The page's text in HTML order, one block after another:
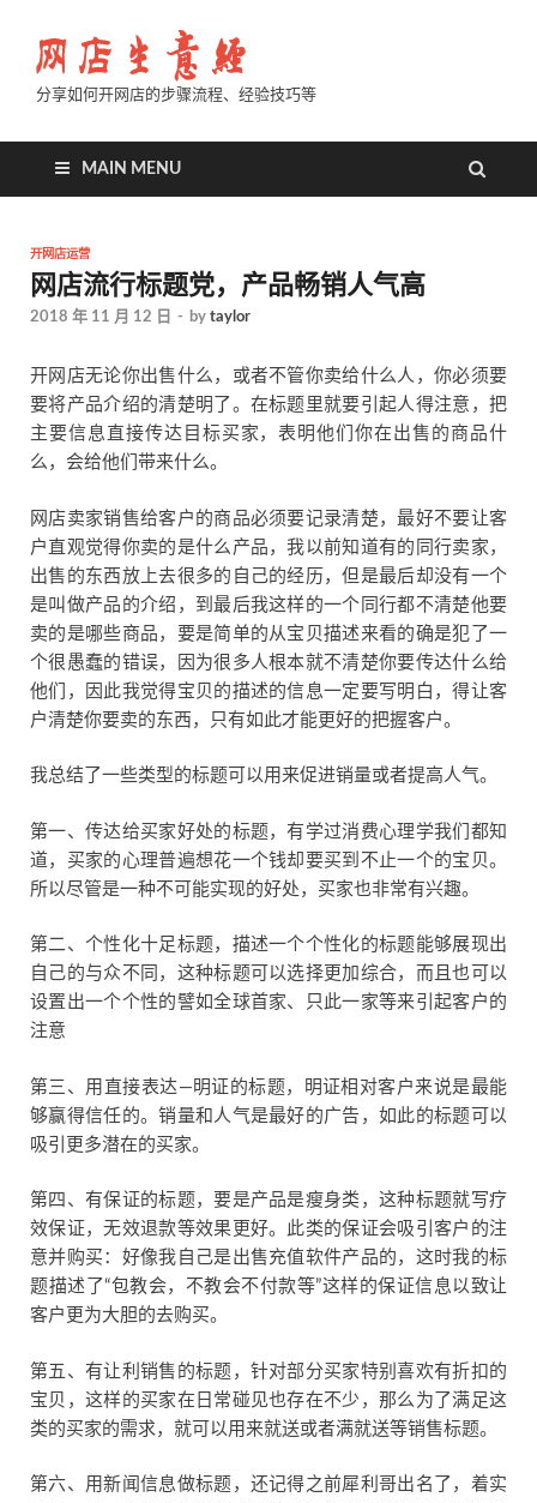
分享如何开网店的步骤流程、经验技巧等
MAIN MENU
开网店运营
网店流行标题党，产品畅销人气高
2018 年 11 月 12 日 - by taylor
开网店无论你出售什么，或者不管你卖给什么人，你必须要
要将产品介绍的清楚明了。在标题里就要引起人得注意，把
主要信息直接传达目标买家，表明他们你在出售的商品什
么，会给他们带来什么。
网店卖家销售给客户的商品必须要记录清楚，最好不要让客
户直观觉得你卖的是什么产品，我以前知道有的同行卖家，
出售的东西放上去很多的自己的经历，但是最后却没有一个
是叫做产品的介绍，到最后我这样的一个同行都不清楚他要
卖的是哪些商品，要是简单的从宝贝描述来看的确是犯了一
个很愚蠢的错误，因为很多人根本就不清楚你要传达什么给
他们，因此我觉得宝贝的描述的信息一定要写明白，得让客
户清楚你要卖的东西，只有如此才能更好的把握客户。
我总结了一些类型的标题可以用来促进销量或者提高人气。
第一、传达给买家好处的标题，有学过消费心理学我们都知
道，买家的心理普遍想花一个钱却要买到不止一个的宝贝。
所以尽管是一种不可能实现的好处，买家也非常有兴趣。
第二、个性化十足标题，描述一个个性化的标题能够展现出
自己的与众不同，这种标题可以选择更加综合，而且也可以
设置出一个个性的譬如全球首家、只此一家等来引起客户的
注意
第三、用直接表达—明证的标题，明证相对客户来说是最能
够赢得信任的。销量和人气是最好的广告，如此的标题可以
吸引更多潜在的买家。
第四、有保证的标题，要是产品是瘦身类，这种标题就写疗
效保证，无效退款等效果更好。此类的保证会吸引客户的注
意并购买：好像我自己是出售充值软件产品的，这时我的标
题描述了“包教会，不教会不付款等”这样的保证信息以致让
客户更为大胆的去购买。
第五、有让利销售的标题，针对部分买家特别喜欢有折扣的
宝贝，这样的买家在日常碰见也存在不少，那么为了满足这
类的买家的需求，就可以用来就送或者满就送等销售标题。
第六、用新闻信息做标题，还记得之前犀利哥出名了，着实